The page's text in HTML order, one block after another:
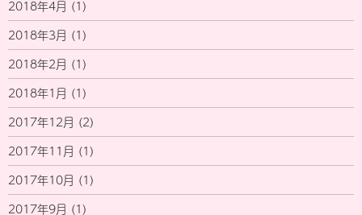
2018年4月 (1)
2018年3月 (1)
2018年2月 (1)
2018年1月 (1)
2017年12月 (2)
2017年11月 (1)
2017年10月 (1)
2017年9月 (1)